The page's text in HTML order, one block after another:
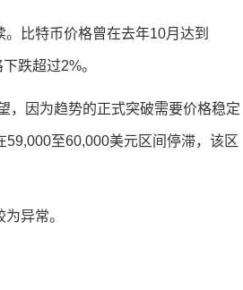
比特币价格曾在去年10月达到
跌超过2%。
，因为趋势的正式突破需要价格稳定
至60,000美元区间停滞，该区
异常。